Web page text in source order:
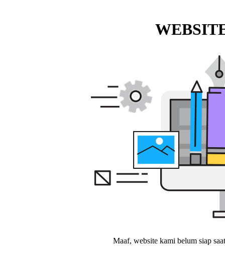
Maaf, website kami belum siap